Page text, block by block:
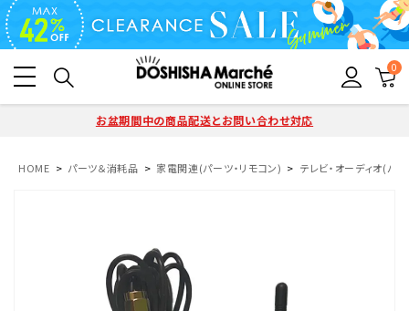
0
お盆期間中の商品配送とお問い合わせ対応
HOME パーツ＆消耗品 家電関連(パーツ・リモコン) テレビ・オーディオ(パ